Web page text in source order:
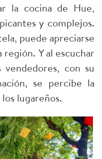
la cocina de Hue,
y complejos.
puede apreciarse
Y al escuchar
vendedores, con su
se percibe la
lugareños.